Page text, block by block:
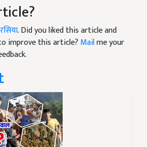
. Did you liked this article and
improve this article? Mailme your